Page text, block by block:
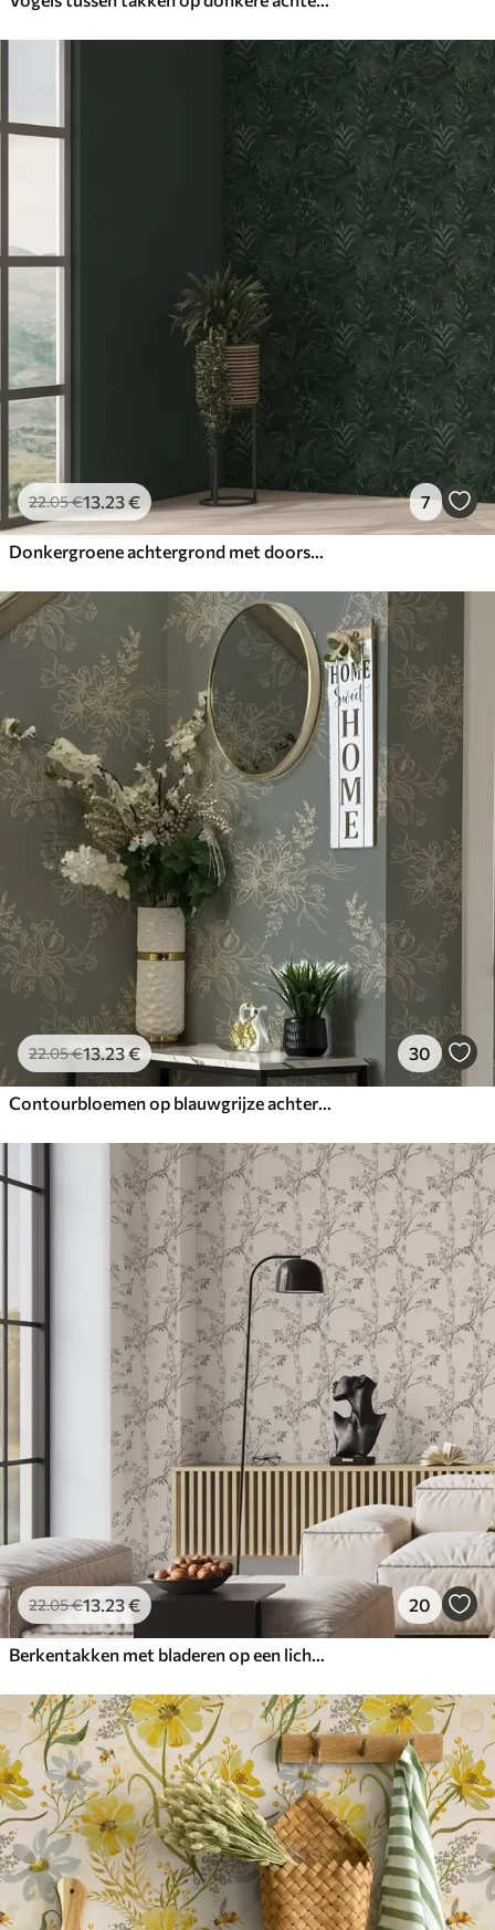
22.05€13.23€ 7
Donkergroene achtergrond met doorschijnende bladeren
22.05€13.23€ 30
Contourbloemen op blauwgrijze achtergrond, elegant botanisch patroon
22.05€13.23€ 20
Berkentakken met bladeren op een lichte achtergrond